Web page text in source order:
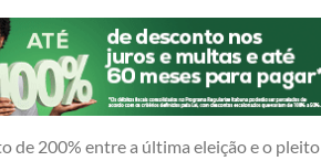
de 200% entre a última eleição e o pleito